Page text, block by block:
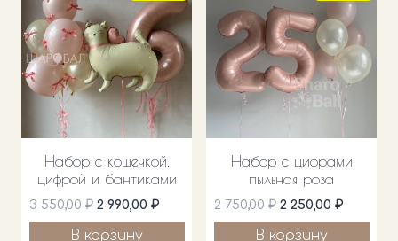
Набор с кошечкой,
цифрой и бантиками
3 550,00₽ Первоначальная
цена
2 990,00 ₽Текущая
цена:
В корзину
Набор с цифрами
пыльная роза
2 750,00₽ Первоначальная
цена
2 250,00 ₽Текущая
цена:
В корзину